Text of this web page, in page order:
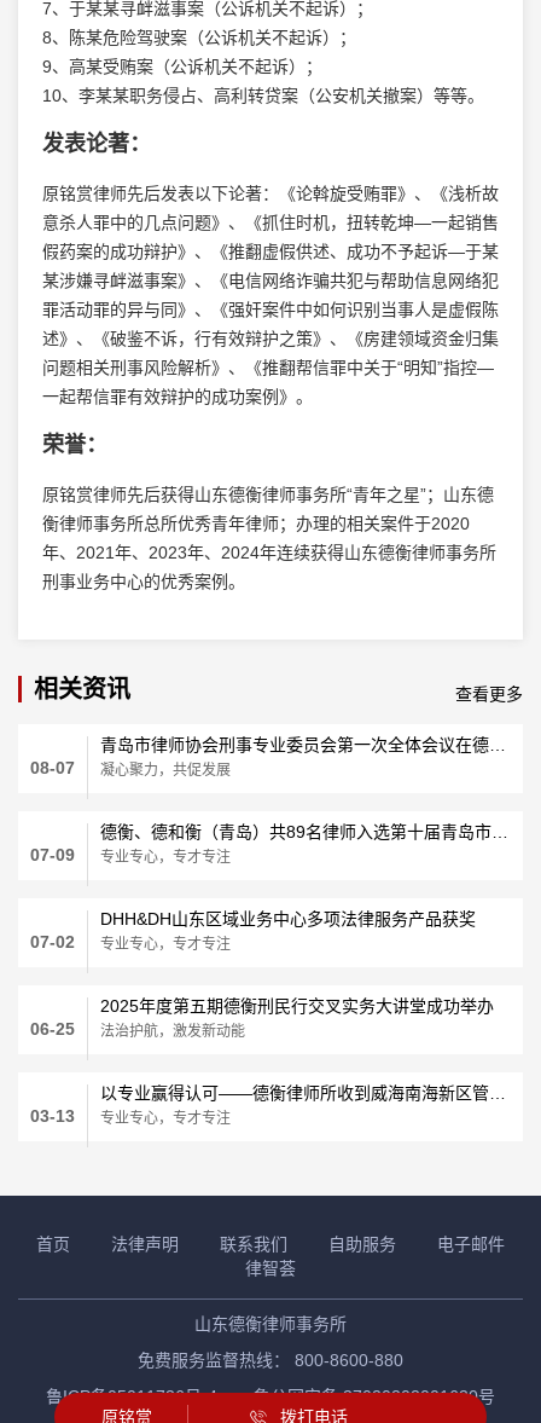
7、于某某寻衅滋事案（公诉机关不起诉）；
8、陈某危险驾驶案（公诉机关不起诉）；
9、高某受贿案（公诉机关不起诉）；
10、李某某职务侵占、高利转贷案（公安机关撤案）等等。
发表论著：
原铭赏律师先后发表以下论著：《论斡旋受贿罪》、《浅析故
意杀人罪中的几点问题》、《抓住时机，扭转乾坤—一起销售
假药案的成功辩护》、《推翻虚假供述、成功不予起诉—于某
某涉嫌寻衅滋事案》、《电信网络诈骗共犯与帮助信息网络犯
罪活动罪的异与同》、《强奸案件中如何识别当事人是虚假陈
述》、《破鉴不诉，行有效辩护之策》、《房建领域资金归集
问题相关刑事风险解析》、《推翻帮信罪中关于“明知”指控—
一起帮信罪有效辩护的成功案例》。
荣誉：
原铭赏律师先后获得山东德衡律师事务所“青年之星”；山东德
衡律师事务所总所优秀青年律师；办理的相关案件于2020
年、2021年、2023年、2024年连续获得山东德衡律师事务所
刑事业务中心的优秀案例。
相关资讯 查看更多
08-07 凝心聚力，共促发展
07-09 专业专心，专才专注
07-02
DHH&DH山东区域业务中心多项法律服务产品获奖
专业专心，专才专注
06-25
2025年度第五期德衡刑民行交叉实务大讲堂成功举办
法治护航，激发新动能
03-13 专业专心，专才专注
原铭赏 拨打电话
首页 法律声明 联系我们 自助服务
电子邮件
律智荟
山东德衡律师事务所
免费服务监督热线： 800-8600-880
鲁ICP备05011736号-4
鲁公网安备 37020202001630号